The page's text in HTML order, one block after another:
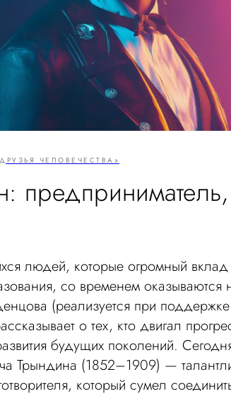
ЧЕЛОВЕЧЕСТВА»
предприниматель,
людей, которые огромный вклад
со временем оказываются
(реализуется при
о тех, кто двигал
будущих поколений.
Трындина (1852–1909) —
который сумел